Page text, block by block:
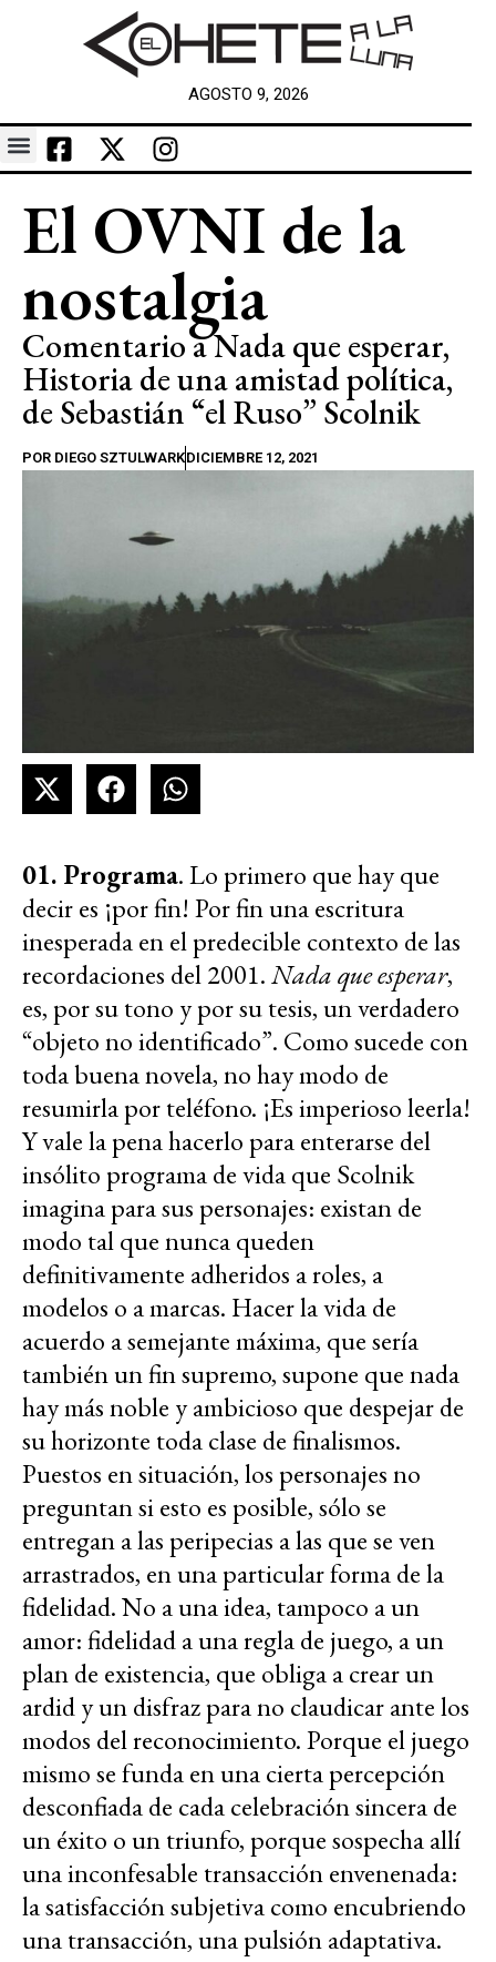
AGOSTO 9, 2026
El OVNI de la
nostalgia
Comentario a Nada que esperar,
Historia de una amistad política,
de Sebastián “el Ruso” Scolnik
POR DIEGO SZTULWARKDICIEMBRE 12, 2021
01. Programa. Lo primero que hay que
decir es ¡por fin! Por fin una escritura
inesperada en el predecible contexto de las
recordaciones del 2001.Nada que esperar,
es, por su tono y por su tesis, un verdadero
“objeto no identificado”. Como sucede con
toda buena novela, no hay modo de
resumirla por teléfono. ¡Es imperioso leerla!
Y vale la pena hacerlo para enterarse del
insólito programa de vida que Scolnik
imagina para sus personajes: existan de
modo tal que nunca queden
definitivamente adheridos a roles, a
modelos o a marcas. Hacer la vida de
acuerdo a semejante máxima, que sería
también un fin supremo, supone que nada
hay más noble y ambicioso que despejar de
su horizonte toda clase de finalismos.
Puestos en situación, los personajes no
preguntan si esto es posible, sólo se
entregan a las peripecias a las que se ven
arrastrados, en una particular forma de la
fidelidad. No a una idea, tampoco a un
amor: fidelidad a una regla de juego, a un
plan de existencia, que obliga a crear un
ardid y un disfraz para no claudicar ante los
modos del reconocimiento. Porque el juego
mismo se funda en una cierta percepción
desconfiada de cada celebración sincera de
un éxito o un triunfo, porque sospecha allí
una inconfesable transacción envenenada:
la satisfacción subjetiva como encubriendo
una transacción, una pulsión adaptativa.